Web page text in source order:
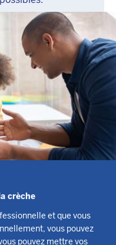
crèche
et que vous
vous pouvez
pouvez mettre vos